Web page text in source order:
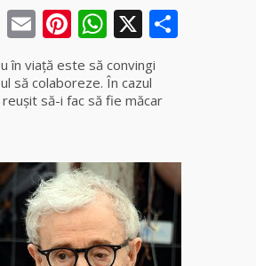
în magie
Celebra
Rodica
Gheorghe,
Twitter
EmailPinterest
WhatsApp
X
în viaţă este să convingi
să colaboreze. În cazul
să-i fac să fie măcar